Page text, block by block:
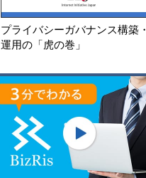
プライバシーガバナンス構築・
運用の「虎の巻」